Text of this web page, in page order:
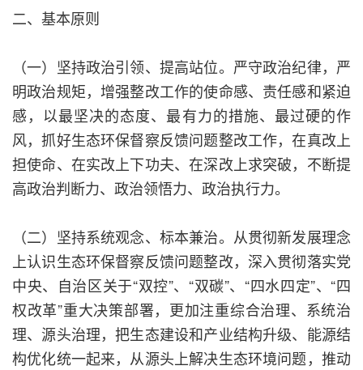
二、基本原则
（一）坚持政治引领、提高站位。严守政治纪律，严
明政治规矩，增强整改工作的使命感、责任感和紧迫
感，以最坚决的态度、最有力的措施、最过硬的作
风，抓好生态环保督察反馈问题整改工作，在真改上
担使命、在实改上下功夫、在深改上求突破，不断提
高政治判断力、政治领悟力、政治执行力。
（二）坚持系统观念、标本兼治。从贯彻新发展理念
上认识生态环保督察反馈问题整改，深入贯彻落实党
中央、自治区关于“双控”、“双碳”、“四水四定”、“四
权改革”重大决策部署，更加注重综合治理、系统治
理、源头治理，把生态建设和产业结构升级、能源结
构优化统一起来，从源头上解决生态环境问题，推动